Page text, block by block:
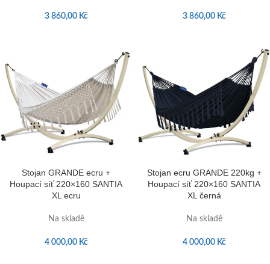
3 860,00 Kč 3 860,00 Kč
Stojan GRANDE ecru +
Houpací síť 220×160 SANTIA
XL ecru
Na skladě
4 000,00 Kč
Stojan ecru GRANDE 220kg +
Houpací síť 220×160 SANTIA
XL černá
Na skladě
4 000,00 Kč